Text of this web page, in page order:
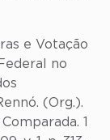
e Votação
no
(Org.).
1